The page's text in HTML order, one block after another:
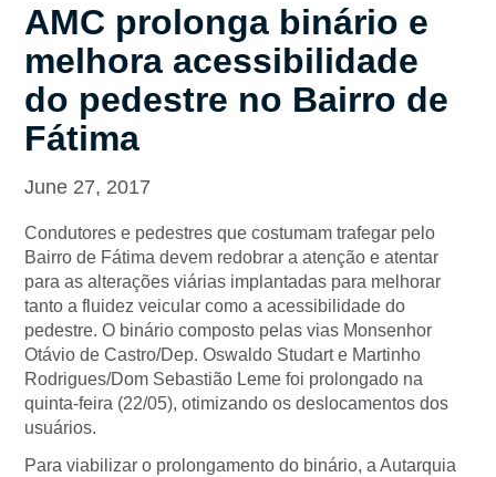
AMC prolonga binário e
melhora acessibilidade
do pedestre no Bairro de
Fátima
June 27, 2017
Condutores e pedestres que costumam trafegar pelo
Bairro de Fátima devem redobrar a atenção e atentar
para as alterações viárias implantadas para melhorar
tanto a fluidez veicular como a acessibilidade do
pedestre. O binário composto pelas vias Monsenhor
Otávio de Castro/Dep. Oswaldo Studart e Martinho
Rodrigues/Dom Sebastião Leme foi prolongado na
quinta-feira (22/05), otimizando os deslocamentos dos
usuários.
Para viabilizar o prolongamento do binário, a Autarquia